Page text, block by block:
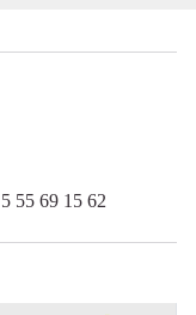
55 69 15 62